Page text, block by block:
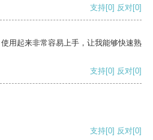
支持[0] 反对[0]
用起来非常容易上手，让我能够快速熟
支持[0] 反对[0]
支持[0] 反对[0]